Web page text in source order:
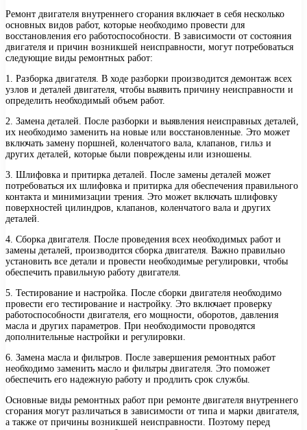
Ремонт двигателя внутреннего сгорания включает в себя несколько
основных видов работ, которые необходимо провести для
восстановления его работоспособности. В зависимости от состояния
двигателя и причин возникшей неисправности, могут потребоваться
следующие виды ремонтных работ:
1. Разборка двигателя. В ходе разборки производится демонтаж всех
узлов и деталей двигателя, чтобы выявить причину неисправности и
определить необходимый объем работ.
2. Замена деталей. После разборки и выявления неисправных деталей,
их необходимо заменить на новые или восстановленные. Это может
включать замену поршней, коленчатого вала, клапанов, гильз и
других деталей, которые были повреждены или изношены.
3. Шлифовка и притирка деталей. После замены деталей может
потребоваться их шлифовка и притирка для обеспечения правильного
контакта и минимизации трения. Это может включать шлифовку
поверхностей цилиндров, клапанов, коленчатого вала и других
деталей.
4. Сборка двигателя. После проведения всех необходимых работ и
замены деталей, производится сборка двигателя. Важно правильно
установить все детали и провести необходимые регулировки, чтобы
обеспечить правильную работу двигателя.
5. Тестирование и настройка. После сборки двигателя необходимо
провести его тестирование и настройку. Это включает проверку
работоспособности двигателя, его мощности, оборотов, давления
масла и других параметров. При необходимости проводятся
дополнительные настройки и регулировки.
6. Замена масла и фильтров. После завершения ремонтных работ
необходимо заменить масло и фильтры двигателя. Это поможет
обеспечить его надежную работу и продлить срок службы.
Основные виды ремонтных работ при ремонте двигателя внутреннего
сгорания могут различаться в зависимости от типа и марки двигателя,
а также от причины возникшей неисправности. Поэтому перед